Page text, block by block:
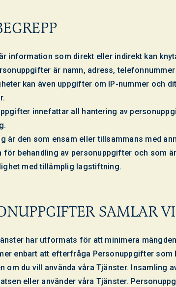
information som direkt eller indirekt kan
är namn, adress,
kan även uppgifter om IP-nummer och
innefattar all hantering av
är den som ensam eller tillsammans med
för behandling av personuppgifter och som
med tillämplig lagstiftning.
SAMLAR
har utformats för att minimera
enbart att efterfråga Personuppgifter som
om du vill använda våra Tjänster. Insamling
eller använder våra Tjänster.